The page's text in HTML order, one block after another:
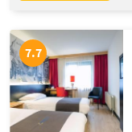
7.7